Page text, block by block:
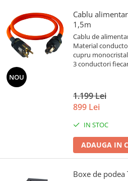
NOU
Cablu
1,5m
Cablu de
Material
cupru monocristal
3 conductori
1.199 Lei
899 Lei
IN STOC
ADAUGA IN
Boxe de podea